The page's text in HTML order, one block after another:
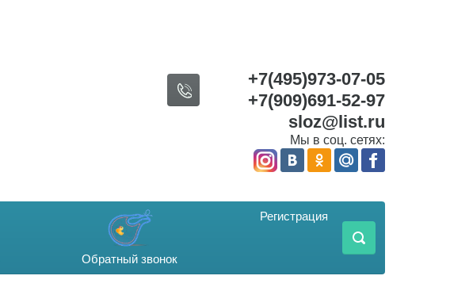
+7(495)973-07-05
+7(909)691-52-97
sloz@list.ru
Мы в соц. сетях:
Обратный звонок
Регистрация